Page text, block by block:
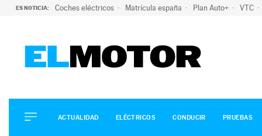
ES NOTICIA: Coches eléctricos Matrícula españa Plan Auto+ VTC
ELÉCTRICOS
CONDUCIR
ACTUALIDAD ELÉCTRICOS CONDUCIR PRUEBAS